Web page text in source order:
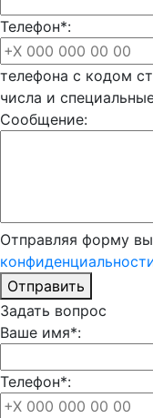
Телефон*:
телефона с кодом
числа и
Сообщение:
Отправляя форму
Отправить
Задать вопрос
Ваше имя*:
Телефон*: